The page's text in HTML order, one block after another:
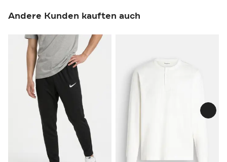
Andere Kunden kauften auch